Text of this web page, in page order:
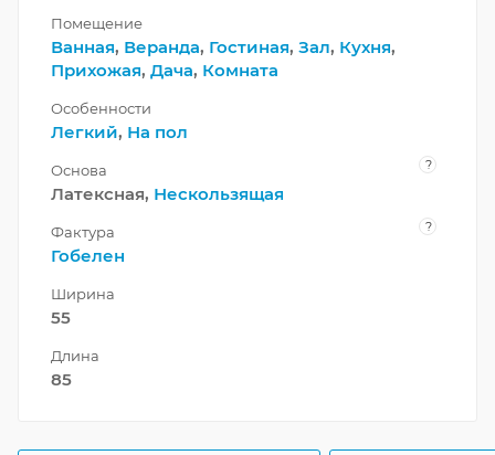
Помещение
Ванная, Веранда, Гостиная, Зал, Кухня,
Прихожая, Дача, Комната
Особенности
Легкий, На пол
Основа ?
Латексная, Нескользящая
Фактура ?
Гобелен
Ширина
55
Длина
85